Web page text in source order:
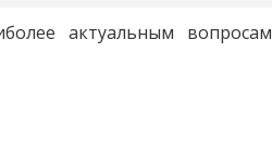
актуальным вопросам